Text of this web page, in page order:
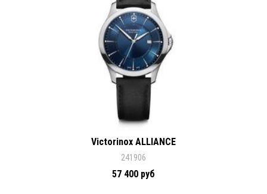
Victorinox ALLIANCE
241906
57 400 руб